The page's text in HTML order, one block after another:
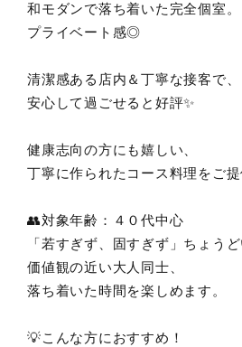
和モダンで落ち着いた完全個室。
プライベート感◎
清潔感ある店内＆丁寧な接客で、
安心して過ごせると好評✨
健康志向の方にも嬉しい、
丁寧に作られたコース料理をご提
👥対象年齢：４０代中心
「若すぎず、固すぎず」ちょうど
価値観の近い大人同士、
落ち着いた時間を楽しめます。
💡こんな方におすすめ！